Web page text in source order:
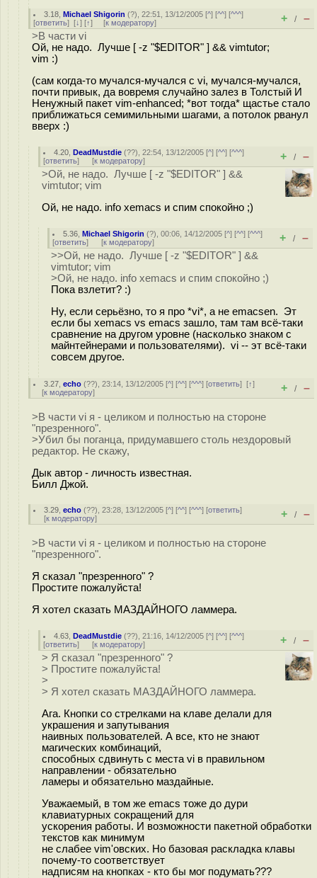
3.18 ,Michael Shigorin (?), 22:51, 13/12/2005 [^] [^^] [^^^]
[ответить] [↓] [↑] [к модератору] + / –
>В части vi
Ой, не надо. Лучше [ -z "$EDITOR" ] && vimtutor;
vim :)
(сам когда-то мучался-мучался с vi, мучался-мучался,
почти привык, да вовремя случайно залез в Толстый И
Ненужный пакет vim-enhanced; *вот тогда* щастье стало
приближаться семимильными шагами, а потолок рванул
вверх :)
4.20 ,DeadMustdie (??), 22:54, 13/12/2005 [^] [^^] [^^^]
[ответить] [к модератору] + / –
>Ой, не надо. Лучше [ -z "$EDITOR" ] &&
vimtutor; vim
Ой, не надо. info xemacs и спим спокойно ;)
5.36 ,Michael Shigorin (?), 00:06, 14/12/2005 [^] [^^] [^^^]
[ответить] [к модератору] + / –
>>Ой, не надо. Лучше [ -z "$EDITOR" ] &&
vimtutor; vim
>Ой, не надо. info xemacs и спим спокойно ;)
Пока взлетит? :)
Ну, если серьёзно, то я про *vi*, а не emacsen. Эт
если бы xemacs vs emacs зашло, там там всё-таки
сравнение на другом уровне (насколько знаком с
майнтейнерами и пользователями). vi -- эт всё-таки
совсем другое.
3.27 ,echo (??), 23:14, 13/12/2005 [^] [^^] [^^^] [ответить][↑]
[к модератору] + / –
>В части vi я - целиком и полностью на стороне
"презренного".
>Убил бы поганца, придумавшего столь нездоровый
редактор. Не скажу,
Дык автор - личность известная.
Билл Джой.
3.29 ,echo (??), 23:28, 13/12/2005 [^] [^^] [^^^] [ответить]
[к модератору] + / –
>В части vi я - целиком и полностью на стороне
"презренного".
Я сказал "презренного" ?
Простите пожалуйста!
Я хотел сказать МАЗДАЙНОГО ламмера.
4.63 ,DeadMustdie (??), 21:16, 14/12/2005 [^] [^^] [^^^]
[ответить] [к модератору] + / –
> Я сказал "презренного" ?
> Простите пожалуйста!
>
> Я хотел сказать МАЗДАЙНОГО ламмера.
Ага. Кнопки со стрелками на клаве делали для
украшения и запутывания
наивных пользователей. А все, кто не знают
магических комбинаций,
способных сдвинуть с места vi в правильном
направлении - обязательно
ламеры и обязательно маздайные.
Уважаемый, в том же emacs тоже до дури
клавиатурных сокращений для
ускорения работы. И возможности пакетной обработки
текстов как минимум
не слабее vim'овских. Но базовая раскладка клавы
почему-то соответствует
надписям на кнопках - кто бы мог подумать???